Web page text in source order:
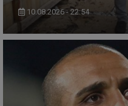
10.08.2026 - 22:54